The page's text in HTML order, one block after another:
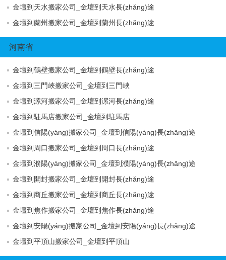
金壇到天水搬家公司_金壇到天水長(zhǎng)途
金壇到蘭州搬家公司_金壇到蘭州長(zhǎng)途
河南省
金壇到鶴壁搬家公司_金壇到鶴壁長(zhǎng)途
金壇到三門峽搬家公司_金壇到三門峽
金壇到漯河搬家公司_金壇到漯河長(zhǎng)途
金壇到駐馬店搬家公司_金壇到駐馬店
金壇到信陽(yáng)搬家公司_金壇到信陽(yáng)長(zhǎng)途
金壇到周口搬家公司_金壇到周口長(zhǎng)途
金壇到濮陽(yáng)搬家公司_金壇到濮陽(yáng)長(zhǎng)途
金壇到開封搬家公司_金壇到開封長(zhǎng)途
金壇到商丘搬家公司_金壇到商丘長(zhǎng)途
金壇到焦作搬家公司_金壇到焦作長(zhǎng)途
金壇到安陽(yáng)搬家公司_金壇到安陽(yáng)長(zhǎng)途
金壇到平頂山搬家公司_金壇到平頂山